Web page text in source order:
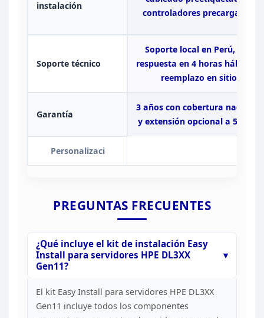
instalación
controladores precargados
Soporte técnico
Soporte local en Perú, con
respuesta en 4 horas hábiles y
reemplazo en sitio
Garantía
3 años con cobertura nacional
y extensión opcional a 5 años
Personalizaci
PREGUNTAS FRECUENTES
¿Qué incluye el kit de instalación Easy
Install para servidores HPE DL3XX
Gen11?
El kit EasyInstall para servidores HPE DL3XX
Gen11 incluye todos los componentes